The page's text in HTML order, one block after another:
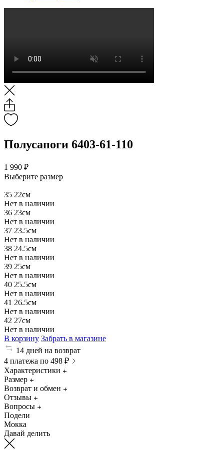
Полусапоги 6403-61-110
1 990 ₽
Выберите размер
35 22см
Нет в наличии
36 23см
Нет в наличии
37 23.5см
Нет в наличии
38 24.5см
Нет в наличии
39 25см
Нет в наличии
40 25.5см
Нет в наличии
41 26.5см
Нет в наличии
42 27см
Нет в наличии
В корзину Забрать в магазине
14 дней на возврат
4 платежа по 498 ₽
Характеристики
Размер
Возврат и обмен
Отзывы
Вопросы
Подели
Мокка
Давай делить